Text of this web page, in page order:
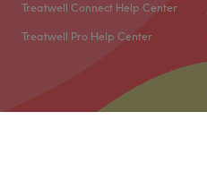
Treatwell Connect Help Center
Treatwell Pro Help Center